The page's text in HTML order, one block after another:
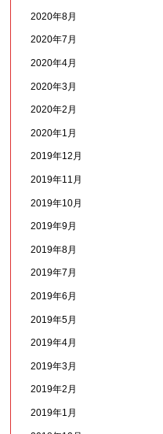
2020年8月
2020年7月
2020年4月
2020年3月
2020年2月
2020年1月
2019年12月
2019年11月
2019年10月
2019年9月
2019年8月
2019年7月
2019年6月
2019年5月
2019年4月
2019年3月
2019年2月
2019年1月